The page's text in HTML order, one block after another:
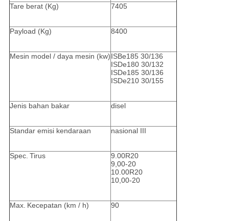
Tare berat (Kg) 7405
Payload (Kg) 8400
Mesin model / daya mesin (kw)ISBe185 30/136
ISDe180 30/132
ISDe185 30/136
ISDe210 30/155
Jenis bahan bakar disel
Standar emisi kendaraan nasional III
Spec. Tirus
9.00R20
9,00-20
10.00R20
10,00-20
Max. Kecepatan (km / h) 90